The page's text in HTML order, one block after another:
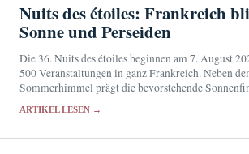
Nuits des étoiles: Frankreich
Sonne und Perseiden
Die 36. Nuits des étoiles beginnen am 7. August
500 Veranstaltungen in ganz Frankreich. Neben
Sommerhimmel prägt die bevorstehende
ARTIKEL LESEN →